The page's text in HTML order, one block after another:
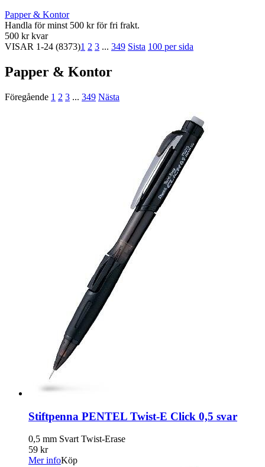
Papper & Kontor
Handla för minst 500 kr för fri frakt.
500 kr kvar
VISAR 1-24 (8373)1 2 3 ... 349 Sista 100 per sida
Papper & Kontor
Föregående 1 2 3 ... 349 Nästa
Stiftpenna PENTEL Twist-E Click 0,5 svar
0,5 mm Svart Twist-Erase
59 kr
Mer infoKöp